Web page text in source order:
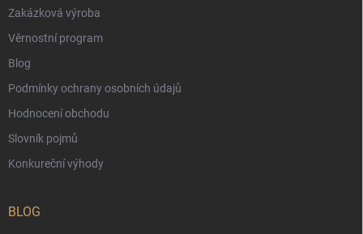
Zakázková výroba
Věrnostní program
Blog
Podmínky ochrany osobních údajů
Hodnocení obchodu
Slovník pojmů
Konkureční výhody
BLOG